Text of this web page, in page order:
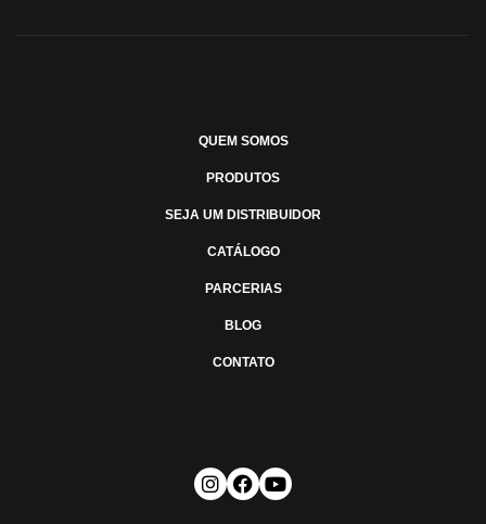
QUEM SOMOS
PRODUTOS
SEJA UM DISTRIBUIDOR
CATÁLOGO
PARCERIAS
BLOG
CONTATO